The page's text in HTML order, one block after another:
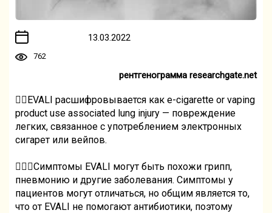
13.03.2022
762
рентгенограмма researchgate.net
👉🏻EVALI расшифровывается как e-cigarette or vaping
product use associated lung injury — повреждение
легких, связанное с употреблением электронных
сигарет или вейпов.
🧑🏻‍⚕️Симптомы EVALI могут быть похожи грипп,
пневмонию и другие заболевания. Симптомы у
пациентов могут отличаться, но общим является то,
что от EVALI не помогают антибиотики, поэтому